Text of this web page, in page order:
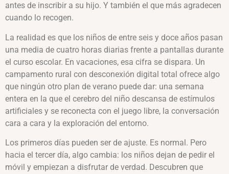
antes de inscribir a su hijo. Y también el que más agradecen
cuando lo recogen.
La realidad es que los niños de entre seis y doce años pasan
una media de cuatro horas diarias frente a pantallas durante
el curso escolar. En vacaciones, esa cifra se dispara. Un
campamento rural con desconexión digital total ofrece algo
que ningún otro plan de verano puede dar: una semana
entera en la que el cerebro del niño descansa de estímulos
artificiales y se reconecta con el juego libre, la conversación
cara a cara y la exploración del entorno.
Los primeros días pueden ser de ajuste. Es normal. Pero
hacia el tercer día, algo cambia: los niños dejan de pedir el
móvil y empiezan a disfrutar de verdad. Descubren que